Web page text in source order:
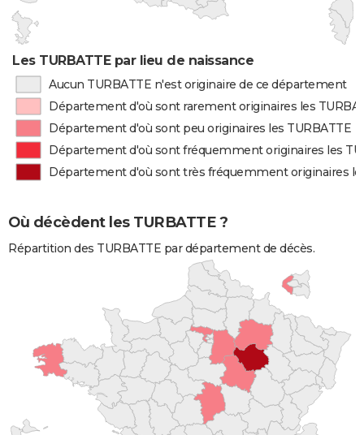
Les TURBATTE par lieu de naissance
Aucun TURBATTE n'est originaire de ce département
Département d'où sont rarement originaires les
Département d'où sont peu originaires les TURBATTE
Département d'où sont fréquemment originaires les
Département d'où sont très fréquemment originaires
Où décèdent les TURBATTE ?
Répartition des TURBATTE par département de décès.